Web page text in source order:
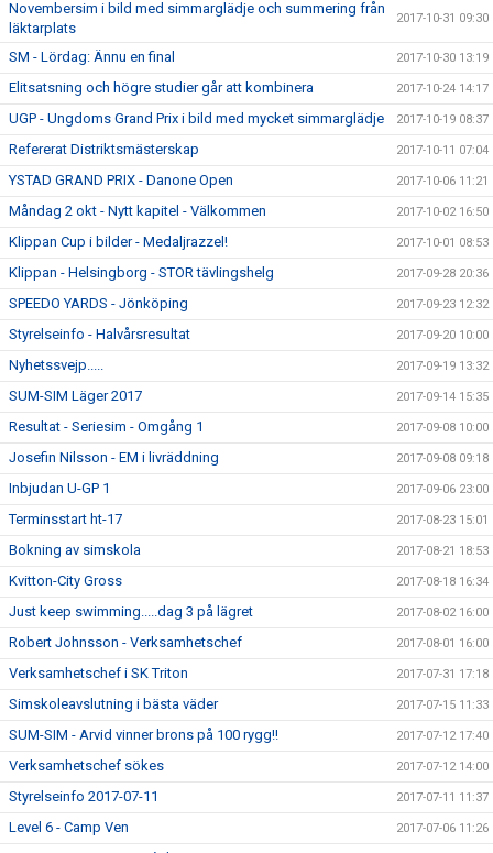
Novembersim i bild med simmarglädje och summering från
läktarplats
2017-10-31 09:30
SM - Lördag: Ännu en final 2017-10-30 13:19
Elitsatsning och högre studier går att kombinera 2017-10-24 14:17
UGP - Ungdoms Grand Prix i bild med mycket simmarglädje 2017-10-19 08:37
Refererat Distriktsmästerskap 2017-10-11 07:04
YSTAD GRAND PRIX - Danone Open 2017-10-06 11:21
Måndag 2 okt - Nytt kapitel - Välkommen 2017-10-02 16:50
Klippan Cup i bilder - Medaljrazzel! 2017-10-01 08:53
Klippan - Helsingborg - STOR tävlingshelg 2017-09-28 20:36
SPEEDO YARDS - Jönköping 2017-09-23 12:32
Styrelseinfo - Halvårsresultat 2017-09-20 10:00
Nyhetssvejp..... 2017-09-19 13:32
SUM-SIM Läger 2017 2017-09-14 15:35
Resultat - Seriesim - Omgång 1 2017-09-08 10:00
Josefin Nilsson - EM i livräddning 2017-09-08 09:18
Inbjudan U-GP 1 2017-09-06 23:00
Terminsstart ht-17 2017-08-23 15:01
Bokning av simskola 2017-08-21 18:53
Kvitton-City Gross 2017-08-18 16:34
Just keep swimming.....dag 3 på lägret 2017-08-02 16:00
Robert Johnsson - Verksamhetschef 2017-08-01 16:00
Verksamhetschef i SK Triton 2017-07-31 17:18
Simskoleavslutning i bästa väder 2017-07-15 11:33
SUM-SIM - Arvid vinner brons på 100 rygg!! 2017-07-12 17:40
Verksamhetschef sökes 2017-07-12 14:00
Styrelseinfo 2017-07-11 2017-07-11 11:37
Level 6 - Camp Ven 2017-07-06 11:26